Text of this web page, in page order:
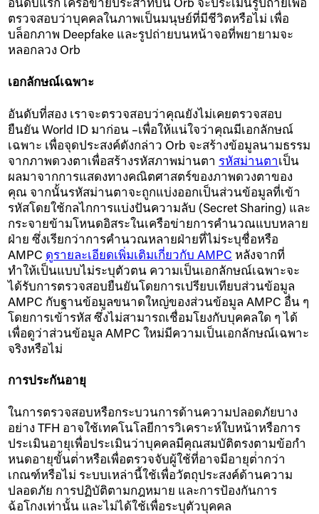
ตรวจสอบว่าบุคคลในภาพเป็นมนุษย์ที่มีชีวิตหรือไม่ เพื่อ
บล็อกภาพ Deepfake และรูปถ่ายบนหน้าจอที่พยายามจะ
หลอกลวง Orb
เอกลักษณ์เฉพาะ
อันดับที่สอง เราจะตรวจสอบว่าคุณยังไม่เคยตรวจสอบ
ยืนยัน World ID มาก่อน –เพื่อให้แน่ใจว่าคุณมีเอกลักษณ์
เฉพาะ เพื่อจุดประสงค์ดังกล่าว Orb จะสร้างข้อมูลนามธรรม
จากภาพดวงตาเพื่อสร้างรหัสภาพม่านตา รหัสม่านตาเป็น
ผลมาจากการแสดงทางคณิตศาสตร์ของภาพดวงตาของ
คุณ จากนั้นรหัสม่านตาจะถูกแบ่งออกเป็นส่วนข้อมูลที่เข้า
รหัสโดยใช้กลไกการแบ่งปันความลับ (Secret Sharing) และ
กระจายข้ามโหนดอิสระในเครือข่ายการคํานวณแบบหลาย
ฝ่าย ซึ่งเรียกว่าการคํานวณหลายฝ่ายที่ไม่ระบุชื่อหรือ
AMPC ดูรายละเอียดเพิ่มเติมเกี่ยวกับ AMPC หลังจากที่
ทำให้เป็นแบบไม่ระบุตัวตน ความเป็นเอกลักษณ์เฉพาะจะ
ได้รับการตรวจสอบยืนยันโดยการเปรียบเทียบส่วนข้อมูล
AMPC กับฐานข้อมูลขนาดใหญ่ของส่วนข้อมูล AMPC อื่น ๆ
โดยการเข้ารหัส ซึ่งไม่สามารถเชื่อมโยงกับบุคคลใด ๆ ได้
เพื่อดูว่าส่วนข้อมูล AMPC ใหม่มีความเป็นเอกลักษณ์เฉพาะ
จริงหรือไม่
การประกันอายุ
ในการตรวจสอบหรือกระบวนการด้านความปลอดภัยบาง
อย่าง TFH อาจใช้เทคโนโลยีการวิเคราะห์ใบหน้าหรือการ
ประเมินอายุเพื่อประเมินว่าบุคคลมีคุณสมบัติตรงตามข้อกํา
หนดอายุขั้นต่ําหรือเพื่อตรวจจับผู้ใช้ที่อาจมีอายุต่ํากว่า
เกณฑ์หรือไม่ ระบบเหล่านี้ใช้เพื่อวัตถุประสงค์ด้านความ
ปลอดภัย การปฏิบัติตามกฎหมาย และการป้องกันการ
ฉ้อโกงเท่านั้น และไม่ได้ใช้เพื่อระบุตัวบุคคล